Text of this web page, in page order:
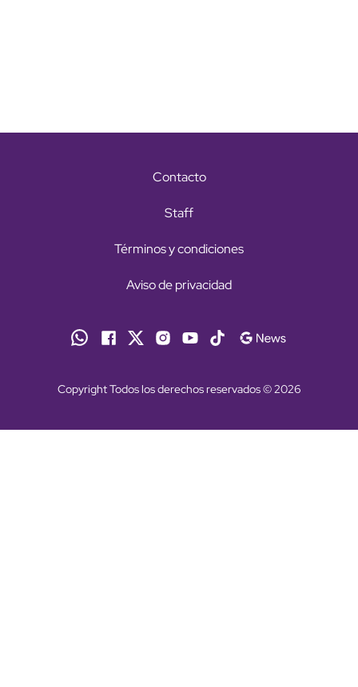
Contacto
Staff
Términos y condiciones
Aviso de privacidad
Copyright Todos los derechos reservados © 2026